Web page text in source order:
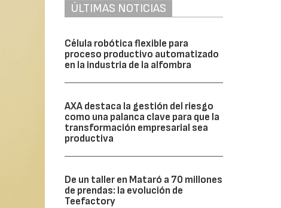
ÚLTIMAS NOTICIAS
Célula robótica flexible para
proceso productivo automatizado
en la industria de la alfombra
AXA destaca la gestión del riesgo
como una palanca clave para que la
transformación empresarial sea
productiva
De un taller en Mataró a 70 millones
de prendas: la evolución de
Teefactory